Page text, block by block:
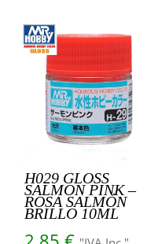
H029 GLOSS
SALMON PINK –
ROSA SALMÓN
BRILLO 10ML